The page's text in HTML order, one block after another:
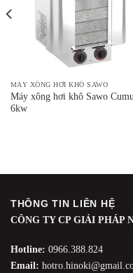
MÁY XÔNG HƠI KHÔ SAWO
Máy xông hơi khô Sawo
6kw
THÔNG TIN LIÊN HỆ
CÔNG TY CP GIẢI PHÁP
Hotline: 0966.388.824
Email: